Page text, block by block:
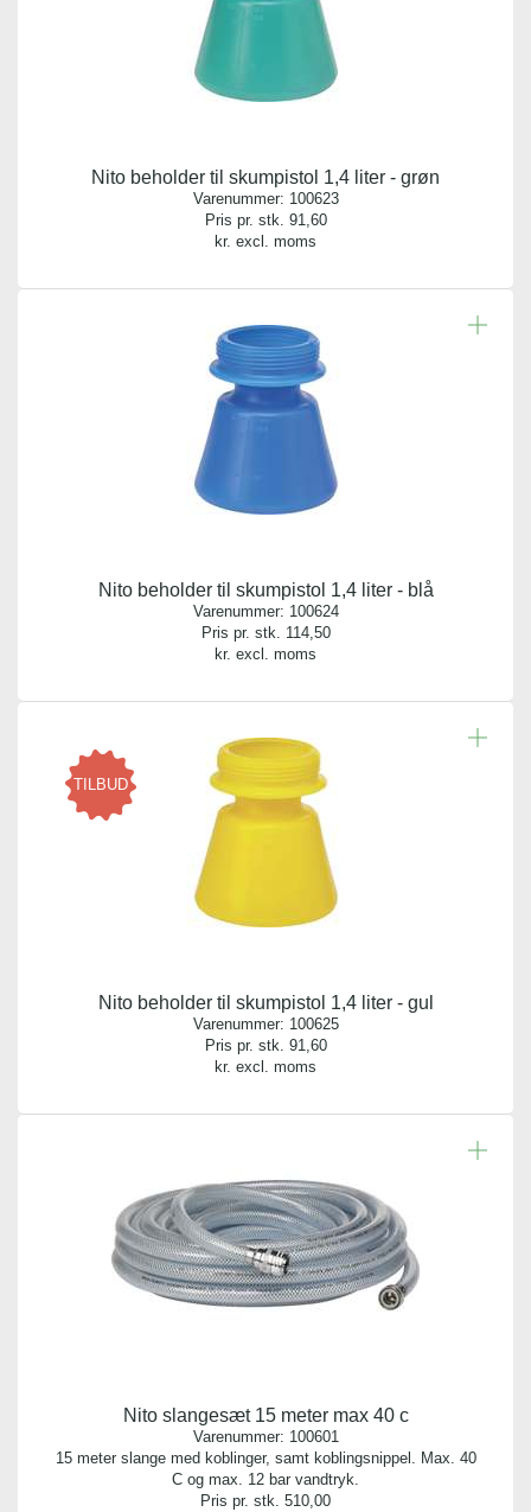
Nito beholder til skumpistol 1,4 liter - grøn
Varenummer: 100623
Pris pr. stk. 91,60
kr. excl. moms
Nito beholder til skumpistol 1,4 liter - blå
Varenummer: 100624
Pris pr. stk. 114,50
kr. excl. moms
TILBUD
Nito beholder til skumpistol 1,4 liter - gul
Varenummer: 100625
Pris pr. stk. 91,60
kr. excl. moms
Nito slangesæt 15 meter max 40 c
Varenummer: 100601
15 meter slange med koblinger, samt koblingsnippel. Max. 40
C og max. 12 bar vandtryk.
Pris pr. stk. 510,00